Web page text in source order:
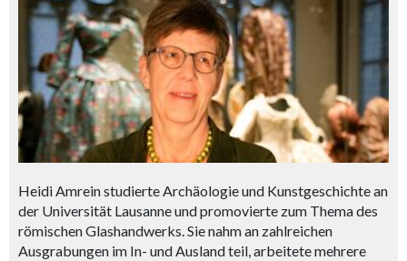
Heidi Amrein studierte Archäologie und Kunstgeschichte an
der Universität Lausanne und promovierte zum Thema des
römischen Glashandwerks. Sie nahm an zahlreichen
Ausgrabungen im In- und Ausland teil, arbeitete mehrere